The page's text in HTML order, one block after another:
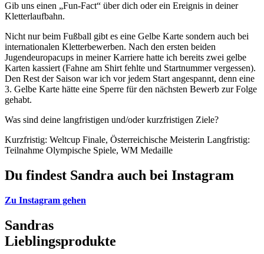
Gib uns einen „Fun-Fact“ über dich oder ein Ereignis in deiner
Kletterlaufbahn.
Nicht nur beim Fußball gibt es eine Gelbe Karte sondern auch bei
internationalen Kletterbewerben. Nach den ersten beiden
Jugendeuropacups in meiner Karriere hatte ich bereits zwei gelbe
Karten kassiert (Fahne am Shirt fehlte und Startnummer vergessen).
Den Rest der Saison war ich vor jedem Start angespannt, denn eine
3. Gelbe Karte hätte eine Sperre für den nächsten Bewerb zur Folge
gehabt.
Was sind deine langfristigen und/oder kurzfristigen Ziele?
Kurzfristig: Weltcup Finale, Österreichische Meisterin Langfristig:
Teilnahme Olympische Spiele, WM Medaille
Du findest Sandra auch bei Instagram
Zu Instagram gehen
Sandras
Lieblingsprodukte